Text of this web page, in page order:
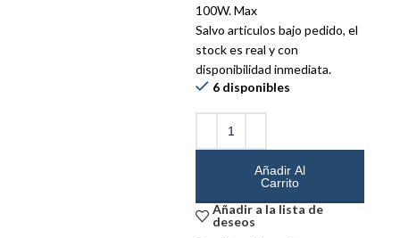
100W. Max
Salvo artículos bajo pedido, el
stock es real y con
disponibilidad inmediata.
6 disponibles
Añadir Al
Carrito
Añadir a la lista de
deseos